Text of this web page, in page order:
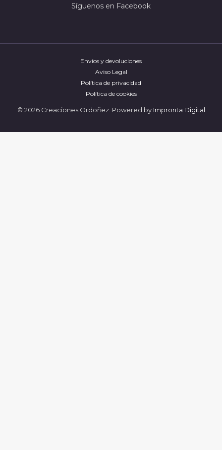
Síguenos en Facebook
Envíos y devoluciones
Aviso Legal
Política de privacidad
Política de cookies
© 2026 Creaciones Ordoñez. Powered by Impronta Digital